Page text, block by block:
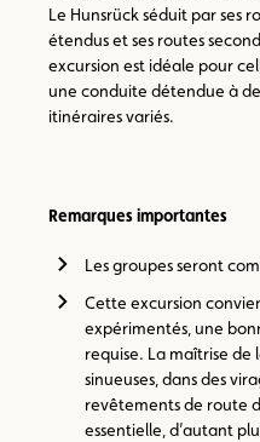
Le Hunsrück séduit par ses
étendus et ses routes
excursion est idéale pour
une conduite détendue à
itinéraires variés.
Remarques importantes
Les groupes seront
Cette excursion
expérimentés, une
requise. La maîtrise de
sinueuses, dans des
revêtements de route
essentielle, d’autant